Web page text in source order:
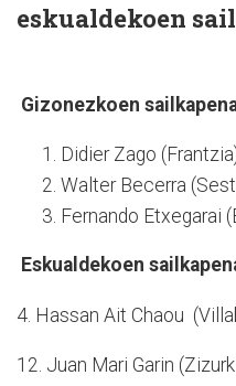
eskualdekoen
Gizonezkoen
Didier Zago
Walter Becerra
Fernando Etxegarai
Eskualdekoen
4. Hassan Ait Chaou
12. Juan Mari Garin